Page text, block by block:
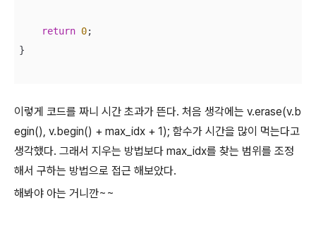
return 0;
}
이렇게 코드를 짜니 시간 초과가 뜬다. 처음 생각에는 v.erase(v.b
egin(), v.begin() + max_idx + 1); 함수가 시간을 많이 먹는다고
생각했다. 그래서 지우는 방법보다 max_idx를 찾는 범위를 조정
해서 구하는 방법으로 접근 해보았다.
해봐야 아는 거니깐~~